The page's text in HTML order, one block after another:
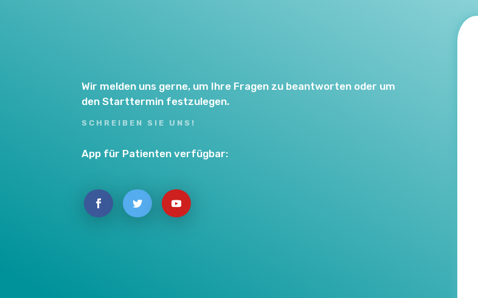
Wir melden uns gerne, um Ihre Fragen zu beantworten oder um
den Starttermin festzulegen.
SCHREIBEN SIE UNS!
App für Patienten verfügbar: